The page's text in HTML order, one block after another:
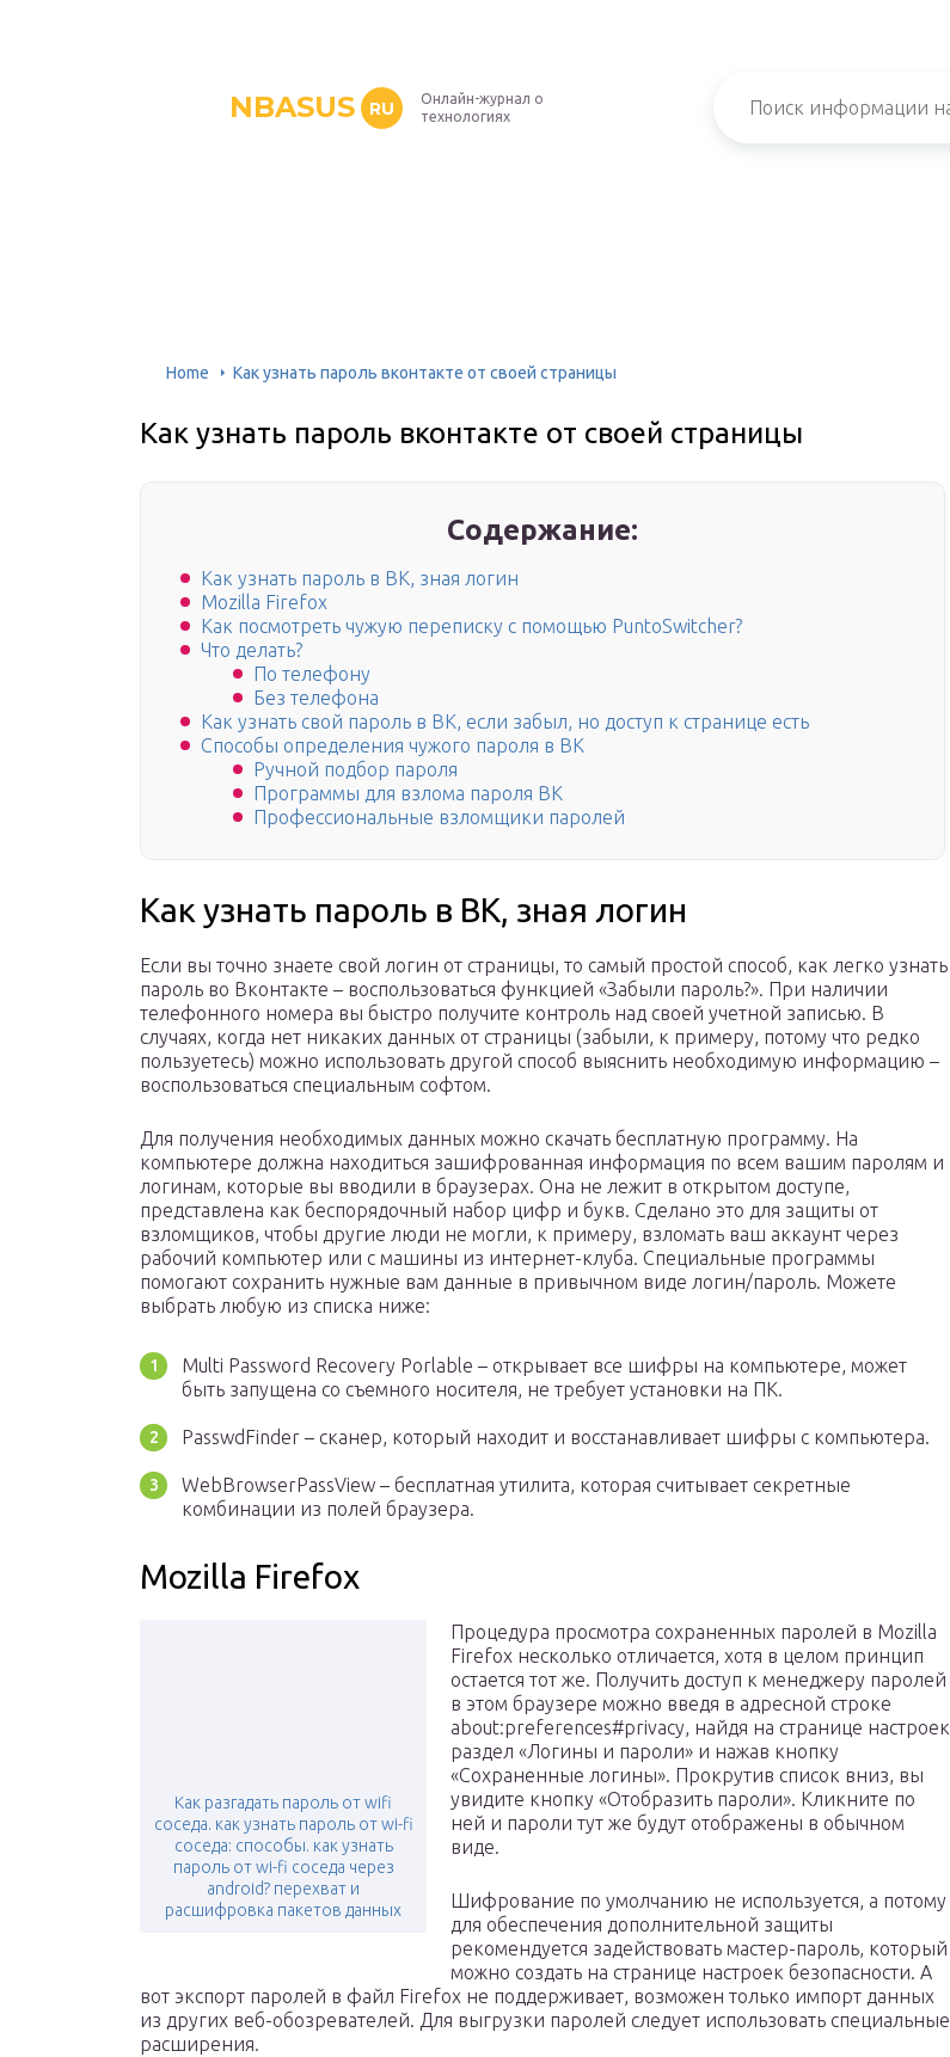
NBASUS RU
Онлайн-журнал о
технологиях
Home Как узнать пароль вконтакте от своей страницы
Как узнать пароль вконтакте от своей страницы
Содержание:
Как узнать пароль в ВК, зная логин
Mozilla Firefox
Как посмотреть чужую переписку с помощью PuntoSwitcher?
Что делать?
По телефону
Без телефона
Как узнать свой пароль в ВК, если забыл, но доступ к странице есть
Способы определения чужого пароля в ВК
Ручной подбор пароля
Программы для взлома пароля ВК
Профессиональные взломщики паролей
Как узнать пароль в ВК, зная логин
Если вы точно знаете свой логин от страницы, то самый простой способ, как легко узнать
пароль во Вконтакте – воспользоваться функцией «Забыли пароль?». При наличии
телефонного номера вы быстро получите контроль над своей учетной записью. В
случаях, когда нет никаких данных от страницы (забыли, к примеру, потому что редко
пользуетесь) можно использовать другой способ выяснить необходимую информацию –
воспользоваться специальным софтом.
Для получения необходимых данных можно скачать бесплатную программу. На
компьютере должна находиться зашифрованная информация по всем вашим паролям и
логинам, которые вы вводили в браузерах. Она не лежит в открытом доступе,
представлена как беспорядочный набор цифр и букв. Сделано это для защиты от
взломщиков, чтобы другие люди не могли, к примеру, взломать ваш аккаунт через
рабочий компьютер или с машины из интернет-клуба. Специальные программы
помогают сохранить нужные вам данные в привычном виде логин/пароль. Можете
выбрать любую из списка ниже:
Multi Password Recovery Porlable – открывает все шифры на компьютере, может
быть запущена со съемного носителя, не требует установки на ПК.
PasswdFinder – сканер, который находит и восстанавливает шифры с компьютера.
WebBrowserPassView – бесплатная утилита, которая считывает секретные
комбинации из полей браузера.
Mozilla Firefox
Как разгадать пароль от wifi
соседа. как узнать пароль от wi-fi
соседа: способы. как узнать
пароль от wi-fi соседа через
android? перехват и
расшифровка пакетов данных
Процедура просмотра сохраненных паролей в Mozilla
Firefox несколько отличается, хотя в целом принцип
остается тот же. Получить доступ к менеджеру паролей
в этом браузере можно введя в адресной строке
about:preferences#privacy, найдя на странице настроек
раздел «Логины и пароли» и нажав кнопку
«Сохраненные логины». Прокрутив список вниз, вы
увидите кнопку «Отобразить пароли». Кликните по
ней и пароли тут же будут отображены в обычном
виде.
Шифрование по умолчанию не используется, а потому
для обеспечения дополнительной защиты
рекомендуется задействовать мастер-пароль, который
можно создать на странице настроек безопасности. А
вот экспорт паролей в файл Firefox не поддерживает, возможен только импорт данных
из других веб-обозревателей. Для выгрузки паролей следует использовать специальные
расширения.